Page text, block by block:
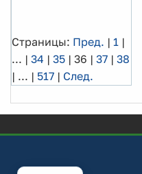
Страницы: Пред. | 1 |
... | 34 | 35 | 36 | 37 | 38
| ... | 517 | След.